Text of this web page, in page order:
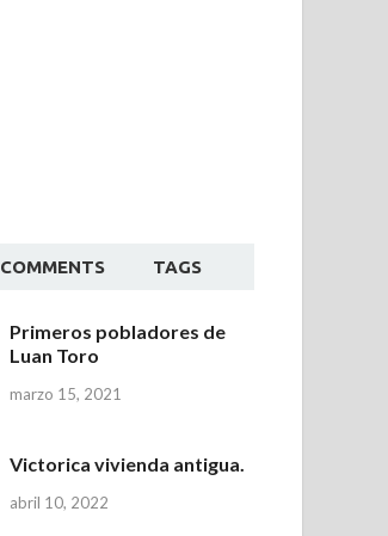
COMMENTS TAGS
Primeros pobladores de
Luan Toro
marzo 15, 2021
Victorica vivienda antigua.
abril 10, 2022